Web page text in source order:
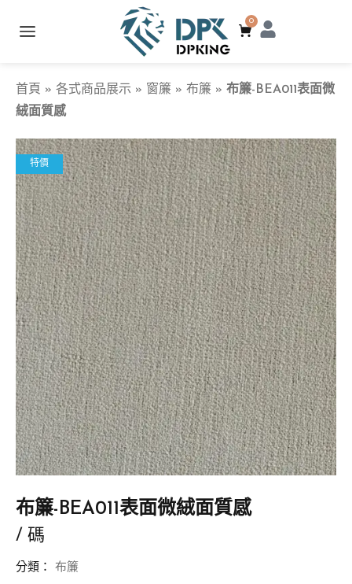
0
首頁 » 各式商品展示 » 窗簾 » 布簾 » 布簾-BEA011表面微
絨面質感
特價
布簾-BEA011表面微絨面質感
/ 碼
分類： 布簾